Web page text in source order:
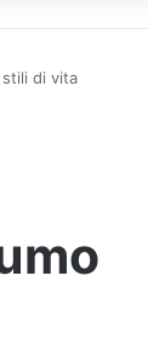
di vita